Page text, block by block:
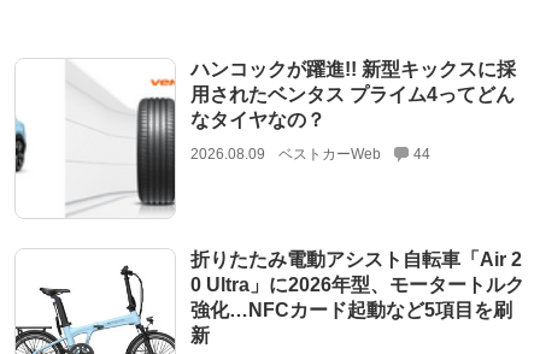
ハンコックが躍進!! 新型キックスに採
用されたベンタス プライム4ってどん
なタイヤなの？
2026.08.09 ベストカーWeb 44
折りたたみ電動アシスト自転車「Air 2
0 Ultra」に2026年型、モータートルク
強化…NFCカード起動など5項目を刷
新